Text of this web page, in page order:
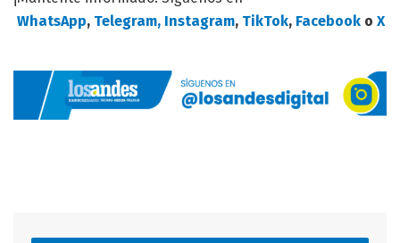
WhatsApp, Telegram, Instagram, TikTok, Facebook o X